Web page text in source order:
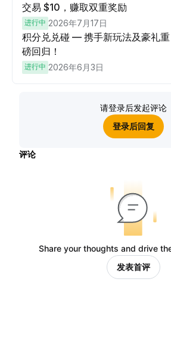
交易 $10，赚取双重奖励
进行中 2026年7月17日
积分兑兑碰 — 携手新玩法及豪礼重
磅回归！
进行中 2026年6月3日
请登录后发起评论
登录后回复
评论
Share your thoughts and drive
发表首评